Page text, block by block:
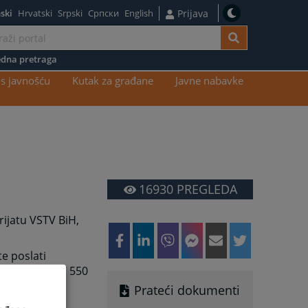
Hrvatski Srpski Српски English Prijava
pretraga
javnošću Kutak za građane
Javne nabavke
VSTV BiH,
poslati
broj 033 707 550
16930PREGLEDA
Prateći dokumenti